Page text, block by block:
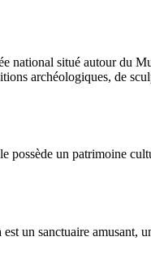
national situé autour du
archéologiques, de
un patrimoine
un sanctuaire amusant,